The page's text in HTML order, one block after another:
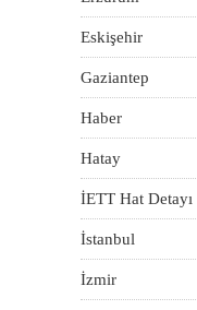
Eskişehir
Gaziantep
Haber
Hatay
İETT Hat Detayı
İstanbul
İzmir